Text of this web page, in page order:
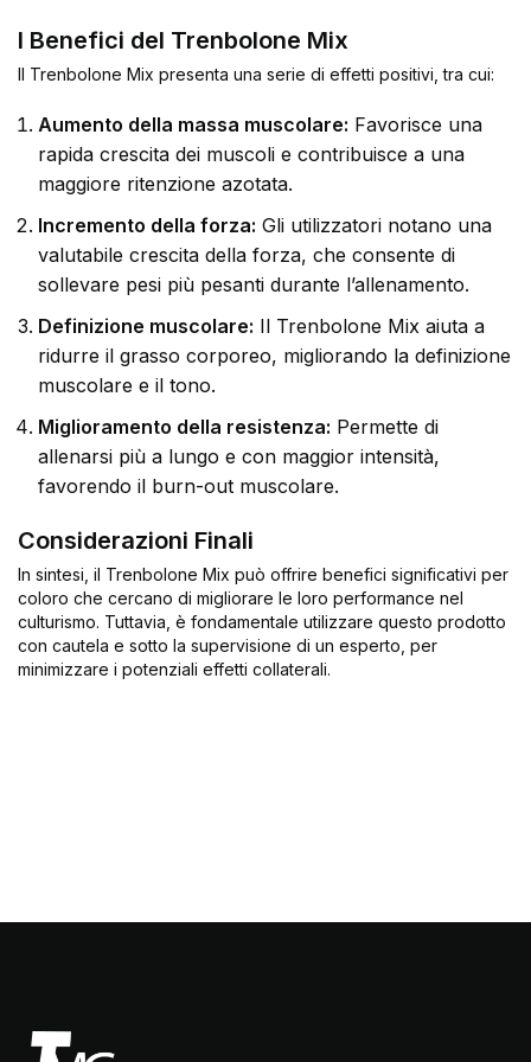
I Benefici del Trenbolone Mix
Il Trenbolone Mix presenta una serie di effetti positivi, tra cui:
Aumento della massa muscolare: Favorisce una
rapida crescita dei muscoli e contribuisce a una
maggiore ritenzione azotata.
Incremento della forza: Gli utilizzatori notano una
valutabile crescita della forza, che consente di
sollevare pesi più pesanti durante l’allenamento.
Definizione muscolare: Il Trenbolone Mix aiuta a
ridurre il grasso corporeo, migliorando la definizione
muscolare e il tono.
Miglioramento della resistenza: Permette di
allenarsi più a lungo e con maggior intensità,
favorendo il burn-out muscolare.
Considerazioni Finali
In sintesi, il Trenbolone Mix può offrire benefici significativi per
coloro che cercano di migliorare le loro performance nel
culturismo. Tuttavia, è fondamentale utilizzare questo prodotto
con cautela e sotto la supervisione di un esperto, per
minimizzare i potenziali effetti collaterali.